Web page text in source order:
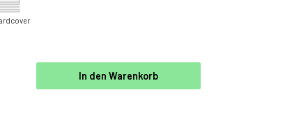
In den Warenkorb